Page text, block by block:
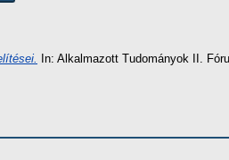
In: Alkalmazott Tudományok II.